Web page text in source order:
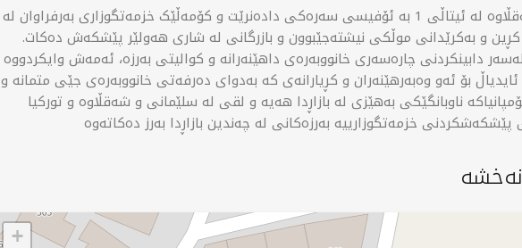
لقی عقارات باغی شەقڵاوە لە ئیتاڵی 1 بە ئۆفیسی سەرەکی دادەنرێت و کۆمەڵێک خزمەتگوزاری بەرفراوان لە
و بەکرێدانی موڵکی نیشتەجێبوون و بازرگانی لە شاری هەولێر پێشکەش دەکات.
دابینکردنی چارەسەری خانووبەرەی داهێنەرانە و کوالیتی بەرزە، ئەمەش وایکردووە
ئایدیاڵ بۆ ئەو وەبەرهێنەران و کڕیارانەی کە بەدوای دەرفەتی خانووبەرەی جێی متمانە و
ناوبانگێکی بەهێزی لە بازاڕدا هەیە و لقی لە سلێمانی و شەقڵاوە و تورکیا
+